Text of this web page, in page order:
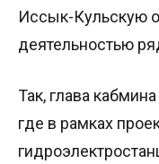
Иссык-Кульскую
деятельностью
Так, глава
где в рамках